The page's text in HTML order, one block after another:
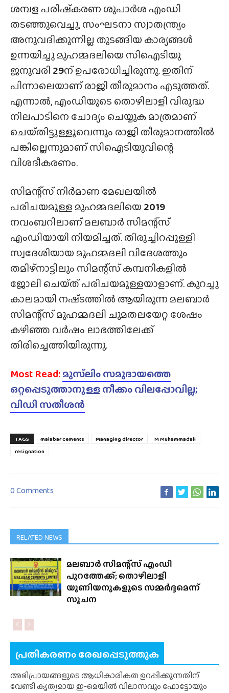
ശമ്പള പരിഷ്‌കരണ ശുപാർശ എംഡി
തടഞ്ഞുവെച്ചു, സംഘടനാ സ്വാതന്ത്ര്യം
അനുവദിക്കുന്നില്ല തുടങ്ങിയ കാര്യങ്ങൾ
ഉന്നയിച്ചു മുഹമ്മദലിയെ സിഐടിയു
ജനുവരി 29ന് ഉപരോധിച്ചിരുന്നു. ഇതിന്
പിന്നാലെയാണ് രാജി തീരുമാനം എടുത്തത്.
എന്നാൽ, എംഡിയുടെ തൊഴിലാളി വിരുദ്ധ
നിലപാടിനെ ചോദ്യം ചെയ്യുക മാത്രമാണ്
ചെയ്‌തിട്ടുള്ളൂവെന്നും രാജി തീരുമാനത്തിൽ
പങ്കില്ലെന്നുമാണ് സിഐടിയുവിന്റെ
വിശദീകരണം.
സിമന്റ്‌സ് നിർമാണ മേഖലയിൽ
പരിചയമുള്ള മുഹമ്മദലിയെ 2019
നവംബറിലാണ് മലബാർ സിമന്റ്‌സ്
എംഡിയായി നിയമിച്ചത്. തിരുച്ചിറപ്പുള്ളി
സ്വദേശിയായ മുഹമ്മദലി വിദേശത്തും
തമിഴ്‌നാട്ടിലും സിമന്റ്‌സ് കമ്പനികളിൽ
ജോലി ചെയ്‌ത്‌ പരിചയമുള്ളയാളാണ്. കുറച്ചു
കാലമായി നഷ്‌ടത്തിൽ ആയിരുന്ന മലബാർ
സിമന്റ്‌സ് മുഹമ്മദലി ചുമതലയേറ്റ ശേഷം
കഴിഞ്ഞ വർഷം ലാഭത്തിലേക്ക്
തിരിച്ചെത്തിയിരുന്നു.
Most Read:മുസ്‌ലിം സമുദായത്തെ
ഒറ്റപ്പെടുത്താനുള്ള നീക്കം വിലപ്പോവില്ല;
വിഡി സതീശൻ
TAGS malabar cements Managing director
M Muhammadali
resignation
0 Comments
RELATED NEWS
മലബാർ സിമന്റ്സ് എംഡി
പുറത്തേക്ക്; തൊഴിലാളി
യൂണിയനുകളുടെ സമ്മർദ്ദമെന്ന്
സൂചന
പ്രതികരണം രേഖപ്പെടുത്തുക
അഭിപ്രായങ്ങളുടെ ആധികാരികത ഉറപ്പിക്കുന്നതിന്
വേണ്ടി കൃത്യമായ ഇ-മെയിൽ വിലാസവും ഫോട്ടോയും